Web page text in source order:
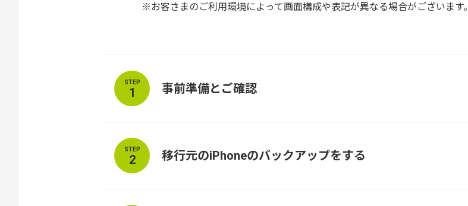
お客さまのご利用環境によって画面構成や表記が異なる場合がございます。
STEP
1 事前準備とご確認
STEP
2 移行元のiPhoneのバックアップをする